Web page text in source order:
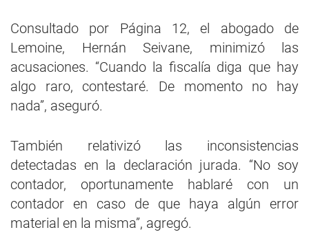
Consultado por Página 12, el abogado de
Lemoine, Hernán Seivane, minimizó las
acusaciones. “Cuando la fiscalía diga que hay
algo raro, contestaré. De momento no hay
nada”, aseguró.
También relativizó las inconsistencias
detectadas en la declaración jurada. “No soy
contador, oportunamente hablaré con un
contador en caso de que haya algún error
material en la misma”, agregó.